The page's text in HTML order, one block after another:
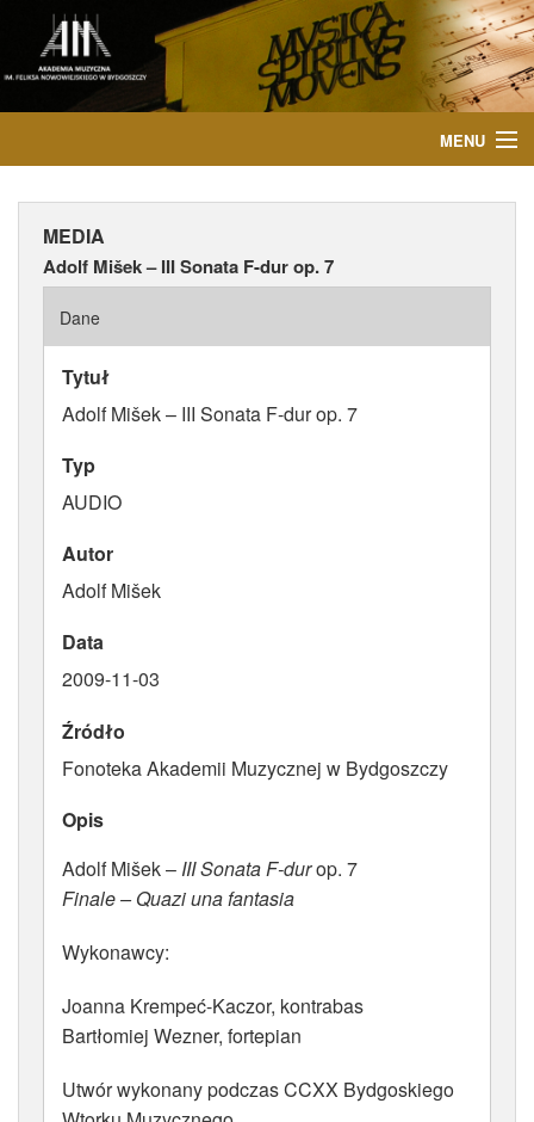
MENU
AKTUALNOŚCI
WYDARZENIA
PUBLIKACJE
ATRYBUTY
MEDIA
Adolf Mišek – III Sonata F-dur op. 7
Dane
Tytuł
Adolf Mišek – III Sonata F-dur op. 7
Typ
AUDIO
Autor
Adolf Mišek
Data
2009-11-03
Źródło
Fonoteka Akademii Muzycznej w Bydgoszczy
Opis
Adolf Mišek – III Sonata F-durop. 7
Finale – Quazi una fantasia
Wykonawcy:
Joanna Krempeć-Kaczor, kontrabas
Bartłomiej Wezner, fortepian
Utwór wykonany podczas CCXX Bydgoskiego